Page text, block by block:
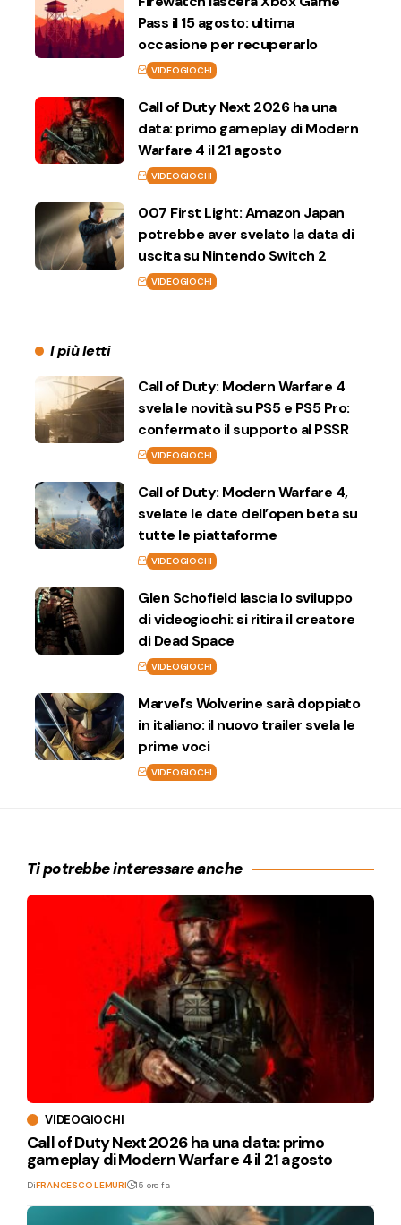
Pass il 15 agosto: ultima
occasione per recuperarlo
VIDEOGIOCHI
Call of Duty Next 2026 ha una
data: primo gameplay di Modern
Warfare 4 il 21 agosto
VIDEOGIOCHI
007 First Light: Amazon Japan
potrebbe aver svelato la data di
uscita su Nintendo Switch 2
VIDEOGIOCHI
I più letti
Call of Duty: Modern Warfare 4
svela le novità su PS5 e PS5 Pro:
confermato il supporto al PSSR
VIDEOGIOCHI
Call of Duty: Modern Warfare 4,
svelate le date dell’open beta su
tutte le piattaforme
VIDEOGIOCHI
Glen Schofield lascia lo sviluppo
di videogiochi: si ritira il creatore
di Dead Space
VIDEOGIOCHI
Marvel’s Wolverine sarà doppiato
in italiano: il nuovo trailer svela le
prime voci
VIDEOGIOCHI
Ti potrebbe interessare anche
VIDEOGIOCHI
Call of Duty Next 2026 ha una data: primo
gameplay di Modern Warfare 4 il 21 agosto
DiFRANCESCO LEMURI 15 ore fa